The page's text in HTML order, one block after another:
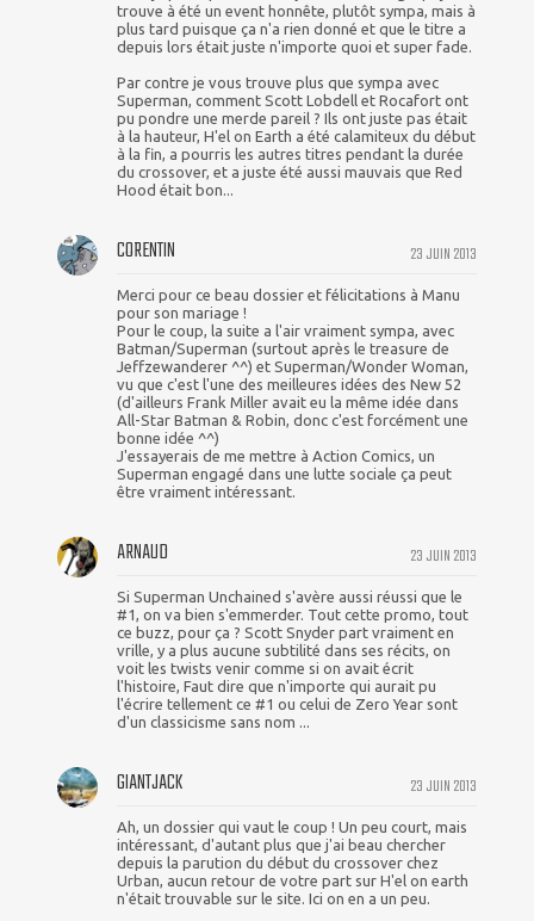
trouve à été un event honnête, plutôt sympa, mais à
plus tard puisque ça n'a rien donné et que le titre a
depuis lors était juste n'importe quoi et super fade.
Par contre je vous trouve plus que sympa avec
Superman, comment Scott Lobdell et Rocafort ont
pu pondre une merde pareil ? Ils ont juste pas était
à la hauteur, H'el on Earth a été calamiteux du début
à la fin, a pourris les autres titres pendant la durée
du crossover, et a juste été aussi mauvais que Red
Hood était bon...
23 JUIN 2013
CORENTIN
Merci pour ce beau dossier et félicitations à Manu
pour son mariage !
Pour le coup, la suite a l'air vraiment sympa, avec
Batman/Superman (surtout après le treasure de
Jeffzewanderer ^^) et Superman/Wonder Woman,
vu que c'est l'une des meilleures idées des New 52
(d'ailleurs Frank Miller avait eu la même idée dans
All-Star Batman & Robin, donc c'est forcément une
bonne idée ^^)
J'essayerais de me mettre à Action Comics, un
Superman engagé dans une lutte sociale ça peut
être vraiment intéressant.
23 JUIN 2013
ARNAUD
Si Superman Unchained s'avère aussi réussi que le
#1, on va bien s'emmerder. Tout cette promo, tout
ce buzz, pour ça ? Scott Snyder part vraiment en
vrille, y a plus aucune subtilité dans ses récits, on
voit les twists venir comme si on avait écrit
l'histoire, Faut dire que n'importe qui aurait pu
l'écrire tellement ce #1 ou celui de Zero Year sont
d'un classicisme sans nom ...
23 JUIN 2013
GIANTJACK
Ah, un dossier qui vaut le coup ! Un peu court, mais
intéressant, d'autant plus que j'ai beau chercher
depuis la parution du début du crossover chez
Urban, aucun retour de votre part sur H'el on earth
n'était trouvable sur le site. Ici on en a un peu.